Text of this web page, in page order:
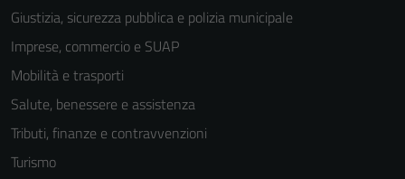
Giustizia, sicurezza pubblica e polizia municipale
Imprese, commercio e SUAP
Mobilità e trasporti
Salute, benessere e assistenza
Tributi, finanze e contravvenzioni
Turismo